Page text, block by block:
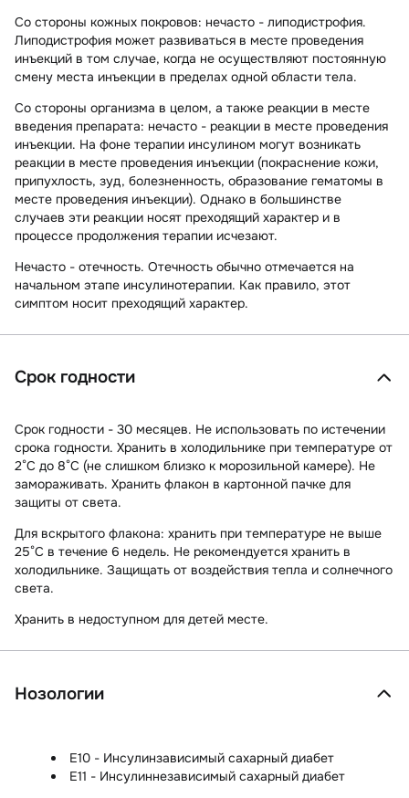
Со стороны кожных покровов: нечасто - липодистрофия.
Липодистрофия может развиваться в месте проведения
инъекций в том случае, когда не осуществляют постоянную
смену места инъекции в пределах одной области тела.
Со стороны организма в целом, а также реакции в месте
введения препарата: нечасто - реакции в месте проведения
инъекции. На фоне терапии инсулином могут возникать
реакции в месте проведения инъекции (покраснение кожи,
припухлость, зуд, болезненность, образование гематомы в
месте проведения инъекции). Однако в большинстве
случаев эти реакции носят преходящий характер и в
процессе продолжения терапии исчезают.
Нечасто - отечность. Отечность обычно отмечается на
начальном этапе инсулинотерапии. Как правило, этот
симптом носит преходящий характер.
Срок годности
Срок годности - 30 месяцев. Не использовать по истечении
срока годности. Хранить в холодильнике при температуре от
2°С до 8°С (не слишком близко к морозильной камере). Не
замораживать. Хранить флакон в картонной пачке для
защиты от света.
Для вскрытого флакона: хранить при температуре не выше
25°С в течение 6 недель. Не рекомендуется хранить в
холодильнике. Защищать от воздействия тепла и солнечного
света.
Хранить в недоступном для детей месте.
Нозологии
E10 - Инсулинзависимый сахарный диабет
E11 - Инсулиннезависимый сахарный диабет